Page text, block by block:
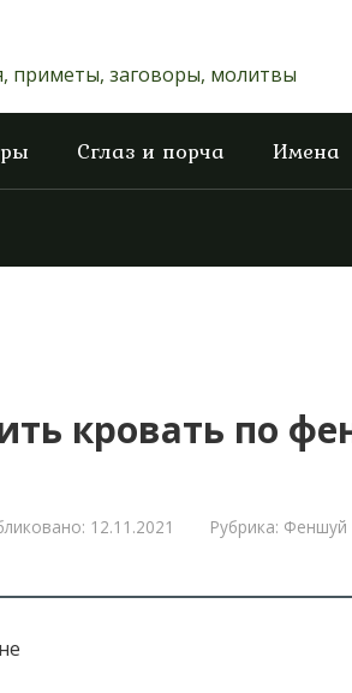
приметы, заговоры, молитвы
Сглаз и порча Имена
кровать по
12.11.2021 Рубрика: Феншуй